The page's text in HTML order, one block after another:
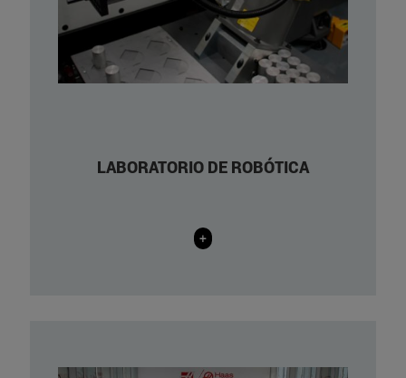
LABORATORIO DE ROBÓTICA
+
1 robot Stäubli TX60.
1 adaptive robot gripper Robotiq 2-
finger 85.
8 bancadas con PLC Beckhoff